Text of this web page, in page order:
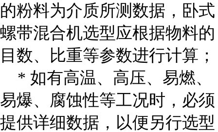
的粉料为介质所测数据，卧式
螺带混合机选型应根据物料的
目数、比重等参数进行计算；
* 如有高温、高压、易燃、
易爆、腐蚀性等工况时，必须
提供详细数据，以便另行选型